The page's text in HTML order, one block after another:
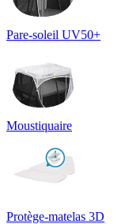
Pare-soleil UV50+
Moustiquaire
Protège-matelas 3D